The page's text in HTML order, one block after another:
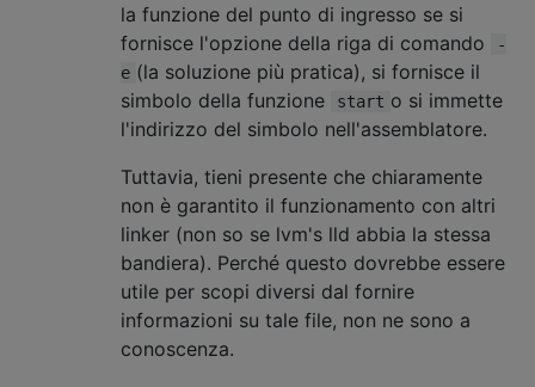
la funzione del punto di ingresso se si
fornisce l'opzione della riga di comando
-
e (la soluzione più pratica), si fornisce il
simbolo della funzione
start o si immette
l'indirizzo del simbolo nell'assemblatore.
Tuttavia, tieni presente che chiaramente
non è garantito il funzionamento con altri
linker (non so se lvm's lld abbia la stessa
bandiera). Perché questo dovrebbe essere
utile per scopi diversi dal fornire
informazioni su tale file, non ne sono a
conoscenza.